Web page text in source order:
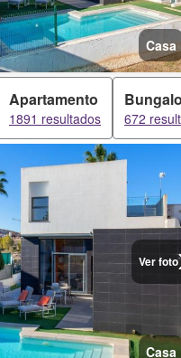
Casa
Apartamento
1891 resultados 672
Ver foto
Casa